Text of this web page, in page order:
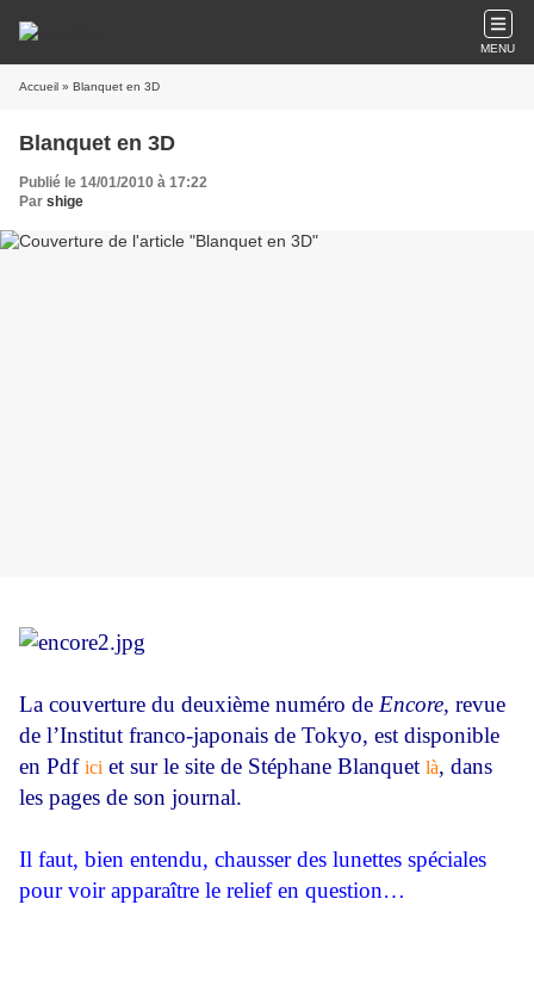
MENU
Accueil » Blanquet en 3D
Blanquet en 3D
Publié le 14/01/2010 à 17:22
Par shige
La couverture du deuxième numéro de Encore, revue
de l’Institut franco-japonais de Tokyo, est disponible
en Pdf ici et sur le site de Stéphane Blanquet là, dans
les pages de son journal.
Il faut, bien entendu, chausser des lunettes spéciales
pour voir apparaître le relief en question…